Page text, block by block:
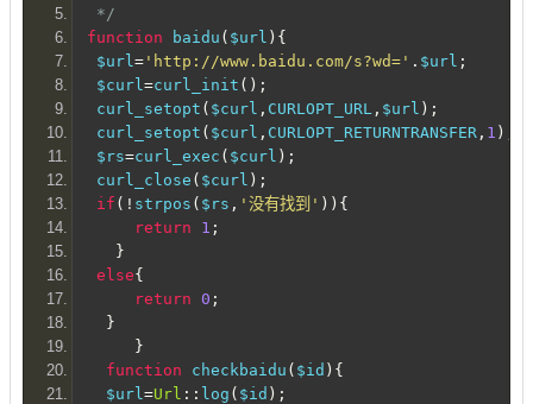
*/
function baidu ( $url ){
$url= 'http://www.baidu.com/s?wd=' . $url ;
$curl=curl_init ();
curl_setopt ( $curl , CURLOPT_URL , $url );
curl_setopt ( $curl , CURLOPT_RETURNTRANSFER , 1 );
$rs=curl_exec ( $curl );
curl_close ( $curl );
if (! strpos ( $rs , '没有找到' )){
return
1 ;
}
else{
return 0 ;
}
}
function checkbaidu ( $id ){
  $url
=Url :: log ( $id );